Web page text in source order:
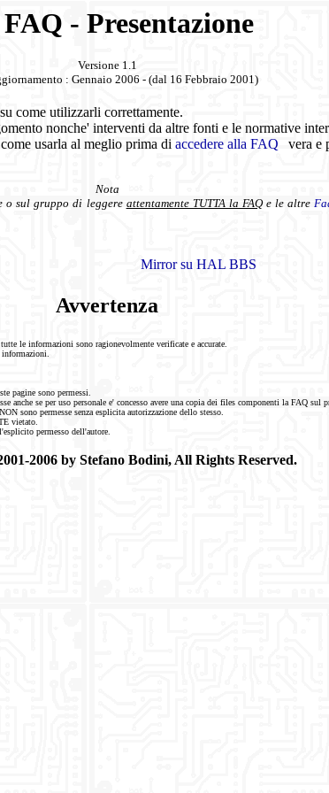
- Presentazione
Versione 1.1
: Gennaio 2006 - (dal 16 Febbraio 2001)
come utilizzarli correttamente.
nonche' interventi da altre fonti e le normative
usarla al meglio prima di accedere alla FAQ
vera e
Nota
o sul gruppo di leggere attentamente TUTTA la FAQe le altre
Mirror su HAL BBS
Avvertenza
le informazioni sono ragionevolmente verificate e accurate.
informazioni.
pagine sono permessi.
se per uso personale e' concesso avere una copia dei files componenti la FAQ sul
sono permesse senza esplicita autorizzazione dello stesso.
vietato.
permesso dell'autore.
2006 by Stefano Bodini, All Rights Reserved.